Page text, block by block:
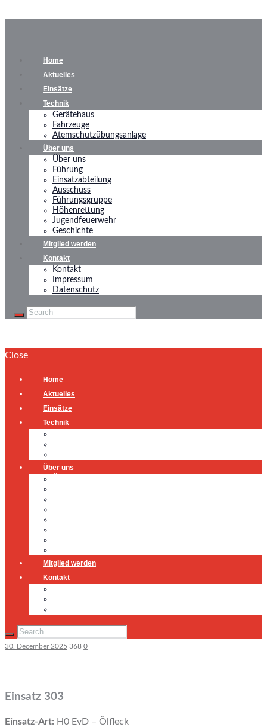
Home
Aktuelles
Einsätze
Technik
Gerätehaus
Fahrzeuge
Atemschutzübungsanlage
Über uns
Über uns
Führung
Einsatzabteilung
Ausschuss
Führungsgruppe
Höhenrettung
Jugendfeuerwehr
Geschichte
Mitglied werden
Kontakt
Kontakt
Impressum
Datenschutz
Close
Home
Aktuelles
Einsätze
Technik
Über uns
Mitglied werden
Kontakt
30. December 2025 368 0
Einsatz 303
Einsatz-Art: H0 EvD – Ölfleck